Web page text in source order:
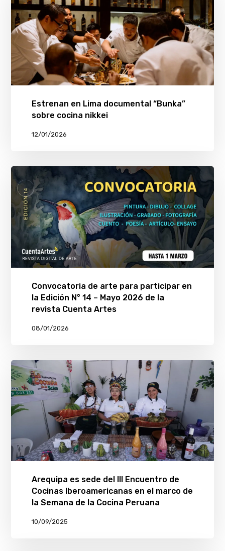
Estrenan en Lima documental “Bunka”
sobre cocina nikkei
12/01/2026
Convocatoria de arte para participar en
la Edición N° 14 – Mayo 2026 de la
revista Cuenta Artes
08/01/2026
Arequipa es sede del III Encuentro de
Cocinas Iberoamericanas en el marco de
la Semana de la Cocina Peruana
10/09/2025